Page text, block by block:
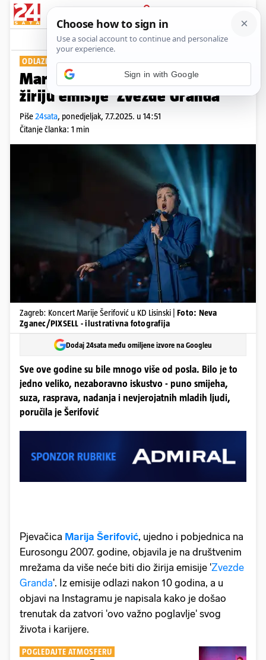
PRIJAVA
Show Komentari
ODLAZI NAKON 10 GODINA
Marija Šerifović više neće biti u
žiriju emisije 'Zvezde Granda'
Piše24sata, ponedjeljak, 7.7.2025. u 14:51
Čitanje članka: 1 min
Zagreb: Koncert Marije Šerifović u KD Lisinski | Foto: Neva
Zganec/PIXSELL - ilustrativna fotografija
Dodaj 24sata među omiljene izvore na Googleu
Sve ove godine su bile mnogo više od posla. Bilo je to
jedno veliko, nezaboravno iskustvo - puno smijeha,
suza, rasprava, nadanja i nevjerojatnih mladih ljudi,
poručila je Šerifović
Pjevačica Marija Šerifović, ujedno i pobjednica na
Eurosongu 2007. godine, objavila je na društvenim
mrežama da više neće biti dio žirija emisije 'Zvezde
Granda'. Iz emisije odlazi nakon 10 godina, a u
objavi na Instagramu je napisala kako je došao
trenutak da zatvori 'ovo važno poglavlje' svog
života i karijere.
POGLEDAJTE ATMOSFERU